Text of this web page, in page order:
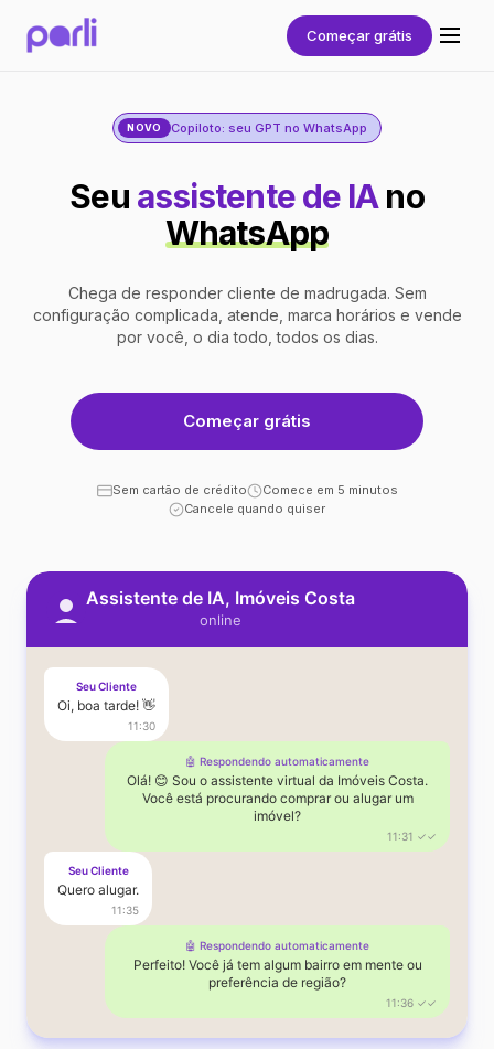
Começar grátis
NOVO Copiloto: seu GPT no WhatsApp
Seu assistente de IAno
WhatsApp
Chega de responder cliente de madrugada. Sem
configuração complicada, atende, marca horários e vende
por você, o dia todo, todos os dias.
Começar grátis
Sem cartão de crédito
Comece em 5 minutos
Cancele quando quiser
Assistente de IA, Imóveis Costa
online
Seu Cliente
Oi, boa tarde! 👋
11:30
🤖 Respondendo automaticamente
Olá! 😊 Sou o assistente virtual da Imóveis Costa.
Você está procurando comprar ou alugar um
imóvel?
11:31 ✓✓
Seu Cliente
Quero alugar.
11:35
🤖 Respondendo automaticamente
Perfeito! Você já tem algum bairro em mente ou
preferência de região?
11:36 ✓✓